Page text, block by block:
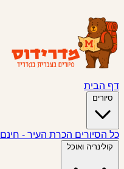
דף הבית
סיורים
כל הסיורים הכרת העיר - חינם
קולינריה ואוכל